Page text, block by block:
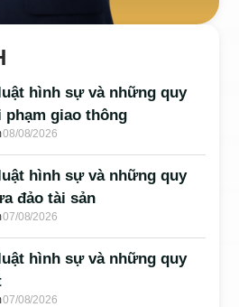
hình sự và những quy
phạm giao thông
08/08/2026
hình sự và những quy
đảo tài sản
07/08/2026
hình sự và những quy
07/08/2026